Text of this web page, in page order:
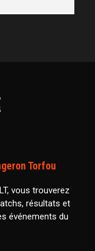
Torfou
vous trouverez
résultats et
événements du